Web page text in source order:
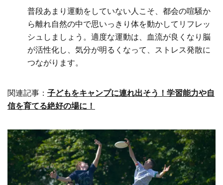
普段あまり運動をしていない人こそ、都会の喧騒か
ら離れ自然の中で思いっきり体を動かしてリフレッ
シュしましょう。適度な運動は、血流が良くなり脳
が活性化し、気分が明るくなって、ストレス発散に
つながります。
関連記事： 子どもをキャンプに連れ出そう！学習能力や自
信を育てる絶好の場に！